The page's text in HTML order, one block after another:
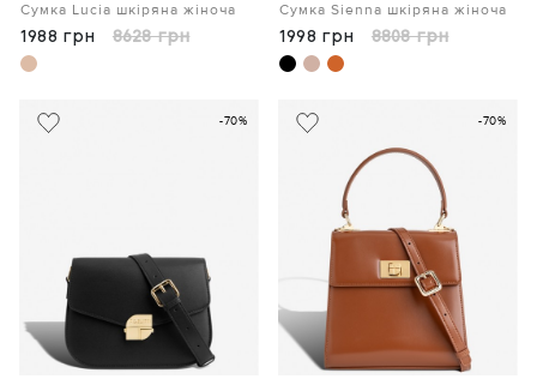
Сумка Lucia шкіряна жіноча
1988 грн 8628 грн
Сумка Sienna шкіряна жіноча
1998 грн 8808 грн
-70% -70%